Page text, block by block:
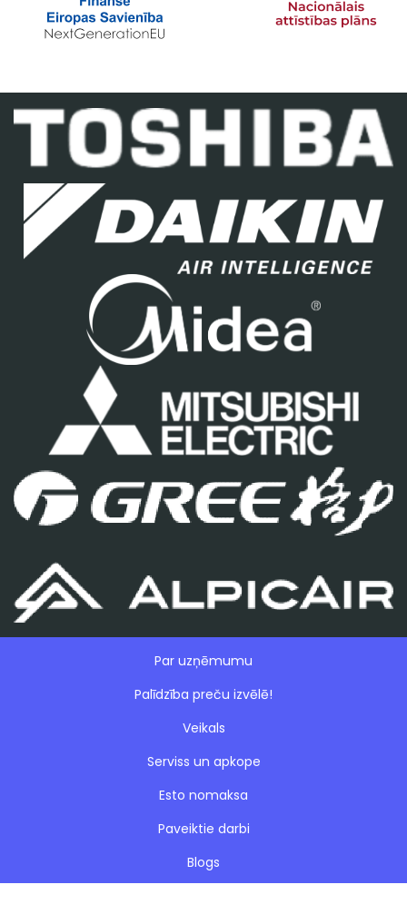
Par uzņēmumu
Palīdzība preču izvēlē!
Veikals
Serviss un apkope
Esto nomaksa
Paveiktie darbi
Blogs